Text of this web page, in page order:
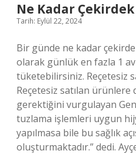
Içebilir
Ne Kadar
Tarih: Eylül 22, 2024
Bir günde ne kadar
olarak günlük en fazla 1
tüketebilirsiniz. Reçetesiz
Reçetesiz satılan ürünlere
gerektiğini vurgulayan
tuzlama işlemleri uygun
yapılmasa bile bu sağlık
oluşturmaktadır.” dedi.